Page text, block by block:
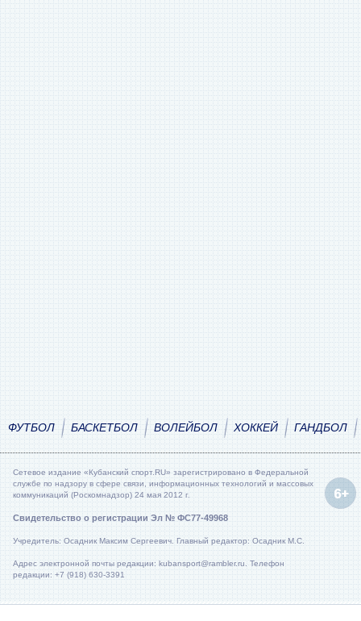
ФУТБОЛ БАСКЕТБОЛ ВОЛЕЙБОЛ ХОККЕЙ ГАНДБОЛ
Сетевое издание «Кубанский спорт.RU» зарегистрировано в Федеральной
службе по надзору в сфере связи, информационных технологий и массовых
коммуникаций (Роскомнадзор) 24 мая 2012 г.
Свидетельство о регистрации Эл № ФС77-49968
Учредитель: Осадник Максим Сергеевич. Главный редактор: Осадник М.С.
Адрес электронной почты редакции: kubansport@rambler.ru. Телефон
редакции: +7 (918) 630-3391